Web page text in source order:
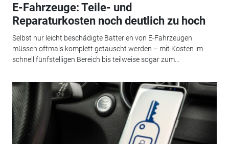
E-Fahrzeuge: Teile- und
Reparaturkosten noch deutlich zu hoch
Selbst nur leicht beschädigte Batterien von E-Fahrzeugen
müssen oftmals komplett getauscht werden – mit Kosten im
schnell fünfstelligen Bereich bis teilweise sogar zum...